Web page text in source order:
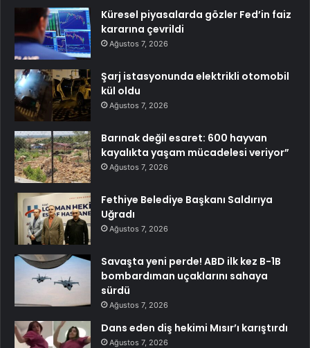
Küresel piyasalarda gözler Fed’in faiz
kararına çevrildi
Ağustos 7, 2026
Şarj istasyonunda elektrikli otomobil
kül oldu
Ağustos 7, 2026
Barınak değil esaret: 600 hayvan
kayalıkta yaşam mücadelesi veriyor”
Ağustos 7, 2026
Fethiye Belediye Başkanı Saldırıya
Uğradı
Ağustos 7, 2026
Savaşta yeni perde! ABD ilk kez B-1B
bombardıman uçaklarını sahaya
sürdü
Ağustos 7, 2026
Dans eden diş hekimi Mısır’ı karıştırdı
Ağustos 7, 2026